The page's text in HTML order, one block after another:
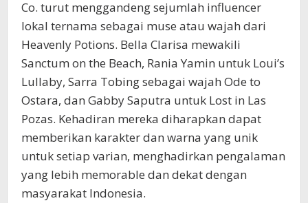
Co. turut menggandeng sejumlah influencer
lokal ternama sebagai muse atau wajah dari
Heavenly Potions. Bella Clarisa mewakili
Sanctum on the Beach, Rania Yamin untuk Loui’s
Lullaby, Sarra Tobing sebagai wajah Ode to
Ostara, dan Gabby Saputra untuk Lost in Las
Pozas. Kehadiran mereka diharapkan dapat
memberikan karakter dan warna yang unik
untuk setiap varian, menghadirkan pengalaman
yang lebih memorable dan dekat dengan
masyarakat Indonesia.